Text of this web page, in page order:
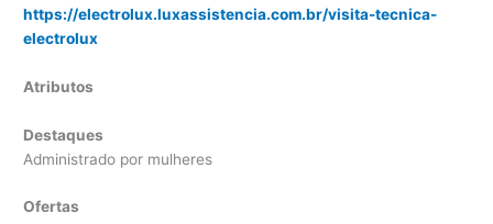
https://electrolux.luxassistencia.com.br/visita-tecnica-
electrolux
Atributos
Destaques
Administrado por mulheres
Ofertas